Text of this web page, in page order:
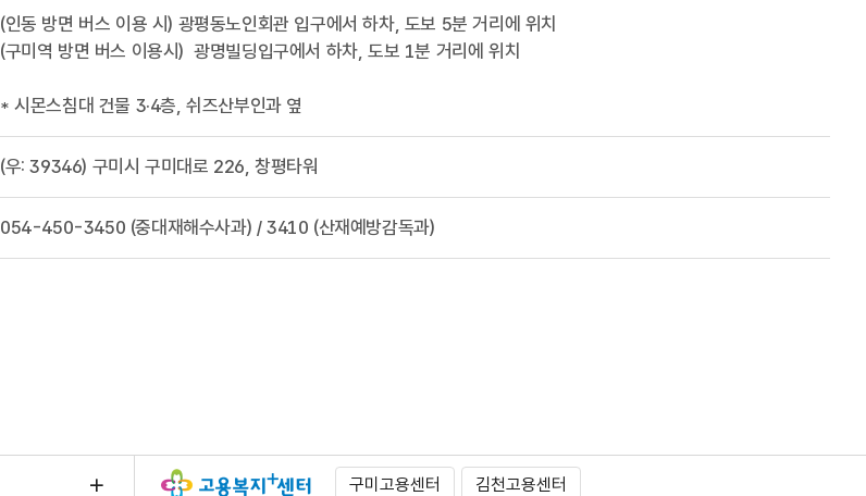
(인동 방면 버스 이용 시) 광평동노인회관 입구에서 하차, 도보 5분 거리에 위치
(구미역 방면 버스 이용시) 광명빌딩입구에서 하차, 도보 1분 거리에 위치
* 시몬스침대 건물 3·4층, 쉬즈산부인과 옆
(우: 39346) 구미시 구미대로 226, 창평타워
054-450-3450 (중대재해수사과) / 3410 (산재예방감독과)
구미고용센터 김천고용센터